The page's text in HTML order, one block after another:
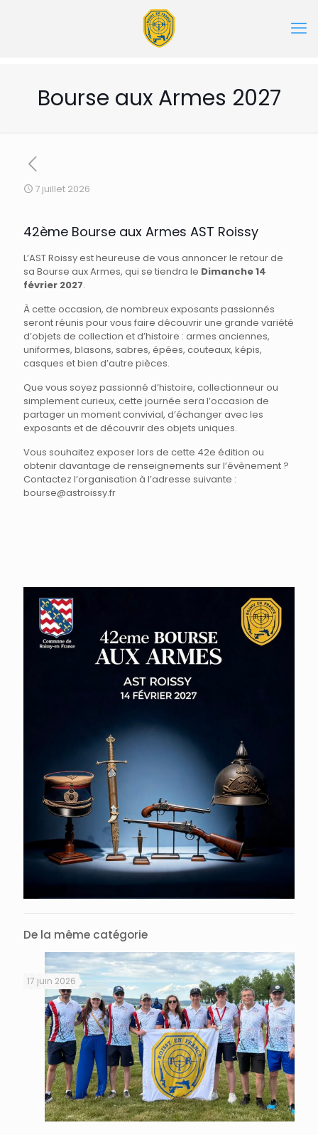
Bourse aux Armes 2027
7 juillet 2026
42ème Bourse aux Armes AST Roissy
L’AST Roissy est heureuse de vous annoncer le retour de
sa Bourse aux Armes, qui se tiendra le Dimanche 14
février 2027.
À cette occasion, de nombreux exposants passionnés
seront réunis pour vous faire découvrir une grande variété
d’objets de collection et d’histoire : armes anciennes,
uniformes, blasons, sabres, épées, couteaux, képis,
casques et bien d’autre pièces.
Que vous soyez passionné d’histoire, collectionneur ou
simplement curieux, cette journée sera l’occasion de
partager un moment convivial, d’échanger avec les
exposants et de découvrir des objets uniques.
Vous souhaitez exposer lors de cette 42e édition ou
obtenir davantage de renseignements sur l’évènement ?
Contactez l’organisation à l’adresse suivante :
bourse@astroissy.fr
De la même catégorie
17 juin 2026